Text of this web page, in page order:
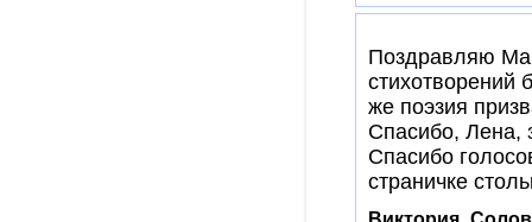
Поздравляю
стихотворений
же поэзия
Спасибо, Лена,
Спасибо
страничке